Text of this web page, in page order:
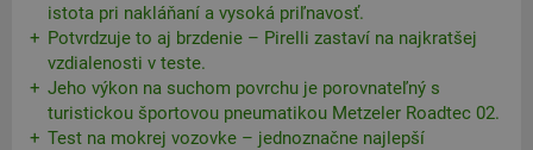
istota pri nakláňaní a vysoká priľnavosť.
Potvrdzuje to aj brzdenie – Pirelli zastaví na najkratšej
vzdialenosti v teste.
Jeho výkon na suchom povrchu je porovnateľný s
turistickou športovou pneumatikou Metzeler Roadtec 02.
Test na mokrej vozovke – jednoznačne najlepší